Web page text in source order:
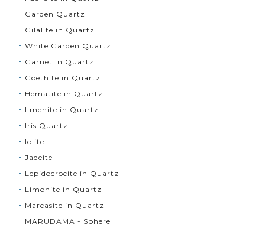
Garden Quartz
Gilalite in Quartz
White Garden Quartz
Garnet in Quartz
Goethite in Quartz
Hematite in Quartz
Ilmenite in Quartz
Iris Quartz
Iolite
Jadeite
Lepidocrocite in Quartz
Limonite in Quartz
Marcasite in Quartz
MARUDAMA - Sphere